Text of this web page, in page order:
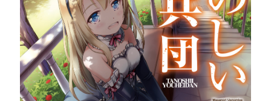
コミックス配信
特設サイト